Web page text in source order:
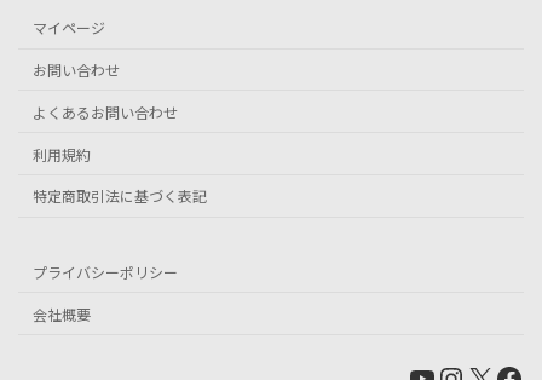
マイページ
お問い合わせ
よくあるお問い合わせ
利用規約
特定商取引法に基づく表記
プライバシーポリシー
会社概要